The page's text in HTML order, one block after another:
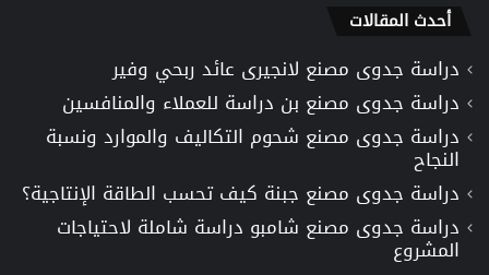
أحدث المقالات
دراسة جدوى مصنع لانجيرى عائد ربحي وفير
دراسة جدوى مصنع بن دراسة للعملاء والمنافسين
دراسة جدوى مصنع شحوم التكاليف والموارد ونسبة
النجاح
دراسة جدوى مصنع جبنة كيف تحسب الطاقة الإنتاجية؟
دراسة جدوى مصنع شامبو دراسة شاملة لاحتياجات
المشروع